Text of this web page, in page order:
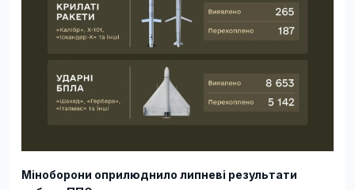
Міноборони оприлюднило липневі результати